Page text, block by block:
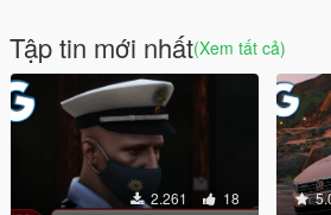
Tập tin mới nhất(Xem tất cả)
2.261 18